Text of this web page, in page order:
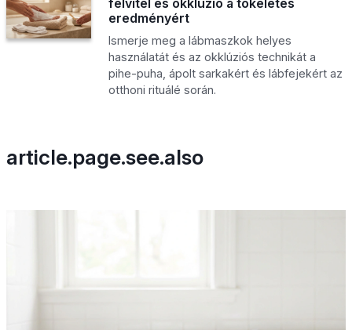
felvitel és okklúzió a tökéletes
eredményért
Ismerje meg a lábmaszkok helyes
használatát és az okklúziós technikát a
pihe-puha, ápolt sarkakért és lábfejekért az
otthoni rituálé során.
article.page.see.also